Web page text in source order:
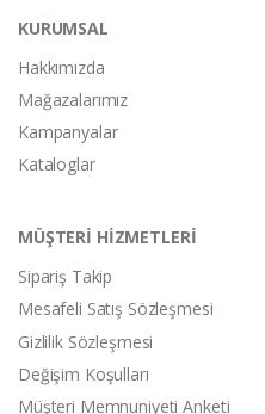
KURUMSAL
Hakkımızda
Mağazalarımız
Kampanyalar
Kataloglar
MÜŞTERİ HİZMETLERİ
Sipariş Takip
Mesafeli Satış Sözleşmesi
Gizlilik Sözleşmesi
Değişim Koşulları
Müşteri Memnuniyeti Anketi